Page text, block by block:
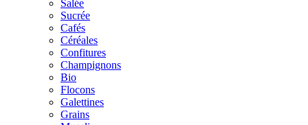
Salée
Sucrée
Cafés
Céréales
Confitures
Champignons
Bio
Flocons
Galettines
Grains